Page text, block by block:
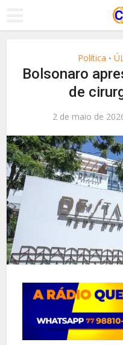
Política •
Bolsonaro
de
2 de maio de